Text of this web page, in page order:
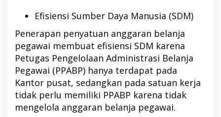
Efisiensi Sumber Daya Manusia (SDM)
Penerapan penyatuan anggaran belanja
pegawai membuat efisiensi SDM karena
Petugas Pengelolaan Administrasi Belanja
Pegawai (PPABP) hanya terdapat pada
Kantor pusat, sedangkan pada satuan kerja
tidak perlu memiliki PPABP karena tidak
mengelola anggaran belanja pegawai.